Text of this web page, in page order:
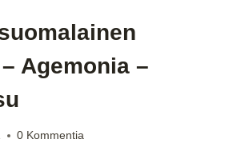
Agemonia –
0 Kommentia